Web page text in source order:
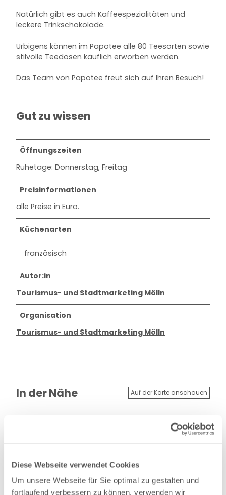
Diese Webseite verwendet Cookies
Um unsere Webseite für Sie optimal zu gestalten und
fortlaufend verbessern zu können, verwenden wir
Natürlich gibt es auch Kaffeespezialitäten und
leckere Trinkschokolade.
Ürbigens können im Papotee alle 80 Teesorten sowie
stilvolle Teedosen käuflich erworben werden.
Das Team von Papotee freut sich auf Ihren Besuch!
Gut zu wissen
Öffnungszeiten
Ruhetage: Donnerstag, Freitag
Preisinformationen
alle Preise in Euro.
Küchenarten
französisch
Autor:in
Tourismus- und Stadtmarketing Mölln
Organisation
Tourismus- und Stadtmarketing Mölln
In der Nähe Auf der Karte anschauen
Touren